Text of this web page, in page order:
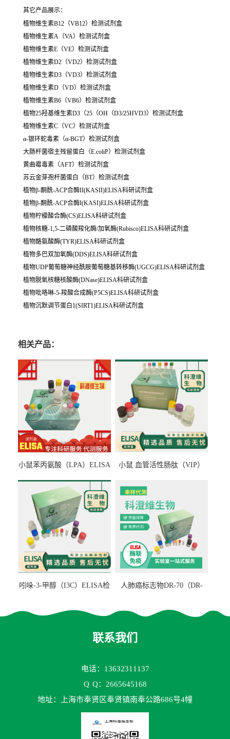
其它产品展示：
植物维生素B12 （VB12）检测试剂盒
植物维生素A （VA）检测试剂盒
植物维生素E （VE）检测试剂盒
植物维生素D2 （VD2）检测试剂盒
植物维生素D3 （VD3）检测试剂盒
植物维生素D （VD）检测试剂盒
植物维生素B6 （VB6）检测试剂盒
植物25羟基维生素D3 （25 （OH （D3/25HVD3）检测试剂盒
植物维生素C （VC）检测试剂盒
α-银环蛇毒素（α-BGT）检测试剂盒
大肠杆菌宿主残留蛋白（E.coliP）检测试剂盒
黄曲霉毒素（AFT）检测试剂盒
苏云金芽孢杆菌蛋白（BT）检测试剂盒
植物β-酮酰-ACP合酶II(KASII)ELISA科研试剂盒
植物β-酮酰-ACP合酶I(KASI)ELISA科研试剂盒
植物柠檬酸合酶(CS)ELISA科研试剂盒
植物核糖-1,5-二磷酸羧化酶/加氧酶(Rubisco)ELISA科研试剂盒
植物酪氨酸酶(TYR)ELISA科研试剂盒
植物多巴双加氧酶(DDS)ELISA科研试剂盒
植物UDP葡萄糖神经酰胺葡萄糖基转移酶(UGCG)ELISA科研试剂盒
植物脱氧核糖核酸酶(DNase)ELISA科研试剂盒
植物吡咯啉-5-羧酸合成酶(P5CS)ELISA科研试剂盒
植物沉默调节蛋白1(SIRT1)ELISA科研试剂盒
相关产品：
小鼠苯丙氨酸（LPA）ELISA
小鼠 血管活性肠肽（VIP）
吲哚-3-甲醇（I3C）ELISA检
人肺癌标志物DR-70（DR-
联系我们
电话：13632311137
Q Q：2665645168
地址：上海市奉贤区奉贤镇南奉公路686号4幢